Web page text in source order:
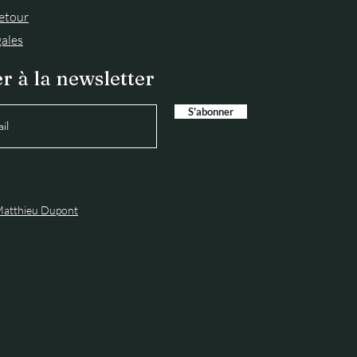
à la newsletter
S'abonner
Dupont